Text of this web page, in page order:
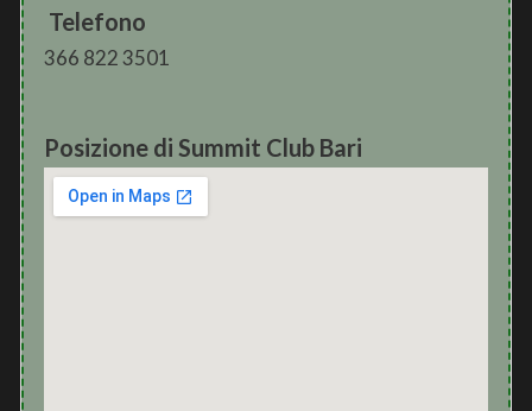
Telefono
366 822 3501
Posizione di Summit Club Bari